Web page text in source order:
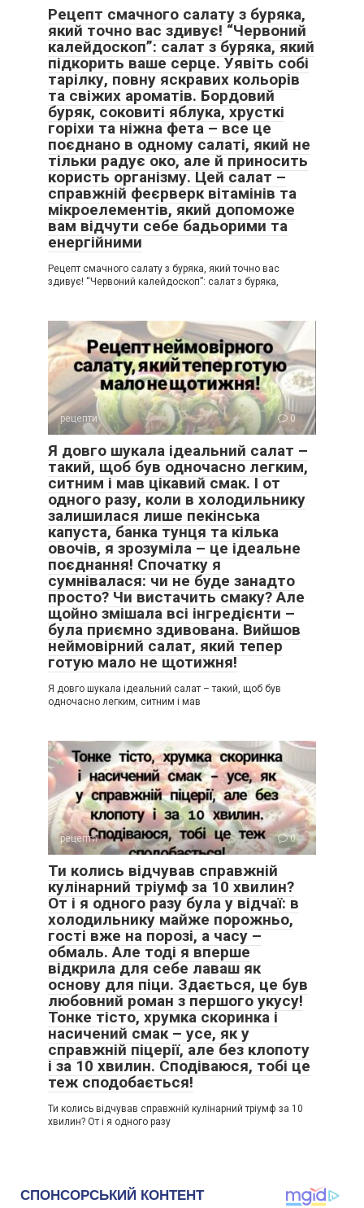
Рецепт смачного салату з буряка,
який точно вас здивує! “Червоний
калейдоскоп”: салат з буряка, який
підкорить ваше серце. Уявіть собі
тарілку, повну яскравих кольорів
та свіжих ароматів. Бордовий
буряк, соковиті яблука, хрусткі
горіхи та ніжна фета – все це
поєднано в одному салаті, який не
тільки радує око, але й приносить
користь організму. Цей салат –
справжній феєрверк вітамінів та
мікроелементів, який допоможе
вам відчути себе бадьорими та
енергійними
Рецепт смачного салату з буряка, який точно вас
здивує! “Червоний калейдоскоп”: салат з буряка,
рецепти 0
Я довго шукала ідеальний салат –
такий, щоб був одночасно легким,
ситним і мав цікавий смак. І от
одного разу, коли в холодильнику
залишилася лише пекінська
капуста, банка тунця та кілька
овочів, я зрозуміла – це ідеальне
поєднання! Спочатку я
сумнівалася: чи не буде занадто
просто? Чи вистачить смаку? Але
щойно змішала всі інгредієнти –
була приємно здивована. Вийшов
неймовірний салат, який тепер
готую мало не щотижня!
Я довго шукала ідеальний салат – такий, щоб був
одночасно легким, ситним і мав
рецепти 0
Ти колись відчував справжній
кулінарний тріумф за 10 хвилин?
От і я одного разу була у відчаї: в
холодильнику майже порожньо,
гості вже на порозі, а часу –
обмаль. Але тоді я вперше
відкрила для себе лаваш як
основу для піци. Здається, це був
любовний роман з першого укусу!
Тонке тісто, хрумка скоринка і
насичений смак – усе, як у
справжній піцерії, але без клопоту
і за 10 хвилин. Сподіваюся, тобі це
теж сподобається!
Ти колись відчував справжній кулінарний тріумф за 10
хвилин? От і я одного разу